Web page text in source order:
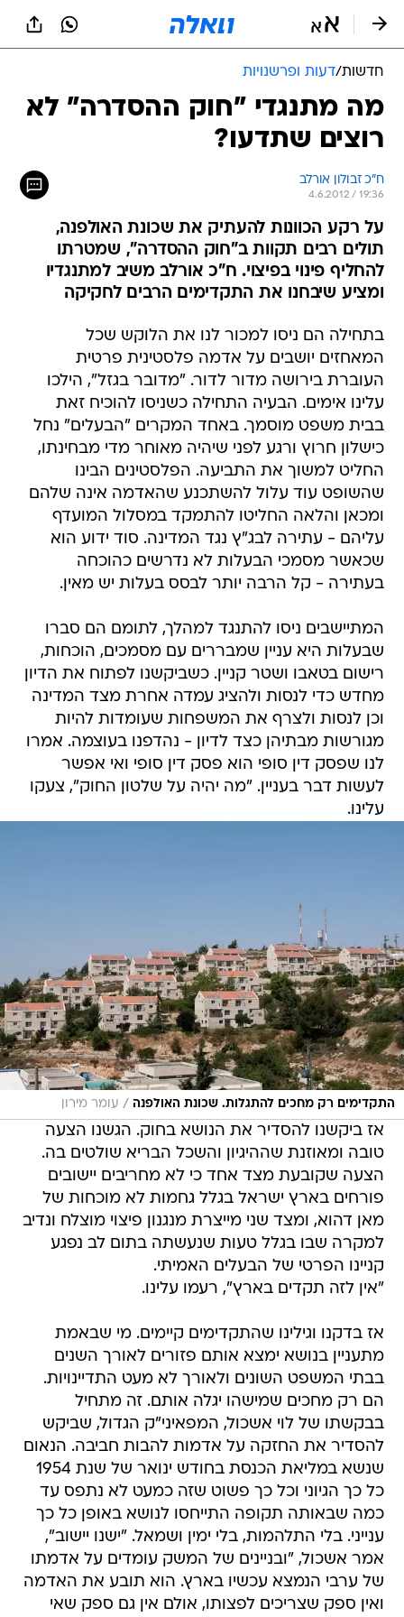
חדשות/דעות ופרשנויות
מה מתנגדי "חוק ההסדרה" לא
רוצים שתדעו?
ח"כ זבולון אורלב
4.6.2012 / 19:36
על רקע הכוונות להעתיק את שכונת האולפנה,
תולים רבים תקוות ב"חוק ההסדרה", שמטרתו
להחליף פינוי בפיצוי. ח"כ אורלב משיב למתנגדיו
ומציע שיבחנו את התקדימים הרבים לחקיקה
בתחילה הם ניסו למכור לנו את הלוקש שכל
המאחזים יושבים על אדמה פלסטינית פרטית
העוברת בירושה מדור לדור. "מדובר בגזל", הילכו
עלינו אימים. הבעיה התחילה כשניסו להוכיח זאת
בבית משפט מוסמך. באחד המקרים "הבעלים" נחל
כישלון חרוץ ורגע לפני שיהיה מאוחר מדי מבחינתו,
החליט למשוך את התביעה. הפלסטינים הבינו
שהשופט עוד עלול להשתכנע שהאדמה אינה שלהם
ומכאן והלאה החליטו להתמקד במסלול המועדף
עליהם - עתירה לבג"ץ נגד המדינה. סוד ידוע הוא
שכאשר מסמכי הבעלות לא נדרשים כהוכחה
בעתירה - קל הרבה יותר לבסס בעלות יש מאין.
המתיישבים ניסו להתנגד למהלך, לתומם הם סברו
שבעלות היא עניין שמבררים עם מסמכים, הוכחות,
רישום בטאבו ושטר קניין. כשביקשנו לפתוח את הדיון
מחדש כדי לנסות ולהציג עמדה אחרת מצד המדינה
וכן לנסות ולצרף את המשפחות שעומדות להיות
מגורשות מבתיהן כצד לדיון - נהדפנו בעוצמה. אמרו
לנו שפסק דין סופי הוא פסק דין סופי ואי אפשר
לעשות דבר בעניין. "מה יהיה על שלטון החוק", צעקו
עלינו.
התקדימים רק מחכים להתגלות. שכונת האולפנה / עומר מירון
אז ביקשנו להסדיר את הנושא בחוק. הגשנו הצעה
טובה ומאוזנת שההיגיון והשכל הבריא שולטים בה.
הצעה שקובעת מצד אחד כי לא מחריבים יישובים
פורחים בארץ ישראל בגלל גחמות לא מוכחות של
מאן דהוא, ומצד שני מייצרת מנגנון פיצוי מוצלח ונדיב
למקרה שבו בגלל טעות שנעשתה בתום לב נפגע
קניינו הפרטי של הבעלים האמיתי.
"אין לזה תקדים בארץ", רעמו עלינו.
אז בדקנו וגילינו שהתקדימים קיימים. מי שבאמת
מתעניין בנושא ימצא אותם פזורים לאורך השנים
בבתי המשפט השונים ולאורך לא מעט התדיינויות.
הם רק מחכים שמישהו יגלה אותם. זה מתחיל
בבקשתו של לוי אשכול, המפאיני"ק הגדול, שביקש
להסדיר את החזקה על אדמות להבות חביבה. הנאום
שנשא במליאת הכנסת בחודש ינואר של שנת 1954
כל כך הגיוני וכל כך פשוט שזה כמעט לא נתפס עד
כמה שבאותה תקופה התייחסו לנושא באופן כל כך
ענייני. בלי התלהמות, בלי ימין ושמאל. "ישנו יישוב",
אמר אשכול, "ובניינים של המשק עומדים על אדמתו
של ערבי הנמצא עכשיו בארץ. הוא תובע את האדמה
ואין ספק שצריכים לפצותו, אולם אין גם ספק שאי